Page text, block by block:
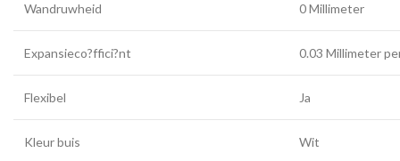
Wandruwheid 0 Millimeter
Expansieco?ffici?nt 0.03 Millimeter
Flexibel Ja
Kleur buis Wit